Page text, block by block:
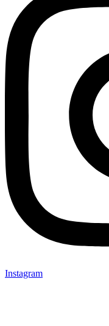
Instagram